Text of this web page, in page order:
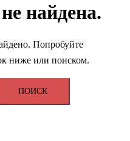
найдена.
Попробуйте
ниже или поиском.